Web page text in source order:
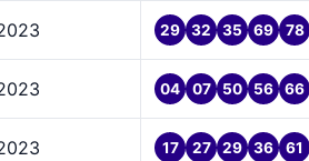
29 32 35 69 78
04 07 50 56 66
17 27 29 36 61